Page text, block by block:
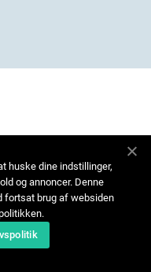
huske dine indstillinger,
og annoncer. Denne
fortsat brug af websiden